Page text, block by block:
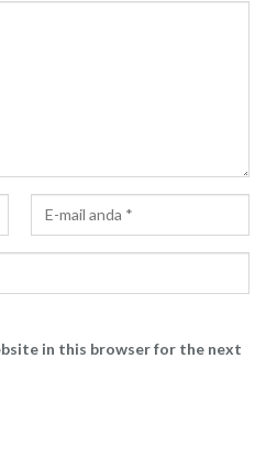
in this browser for the next